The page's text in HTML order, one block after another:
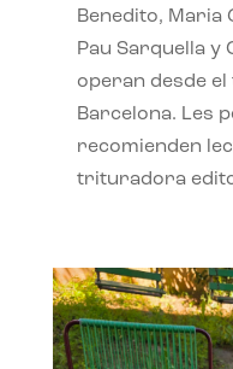
Benedito, Maria
Pau Sarquella y
operan desde
Barcelona. Les
recomienden
trituradora